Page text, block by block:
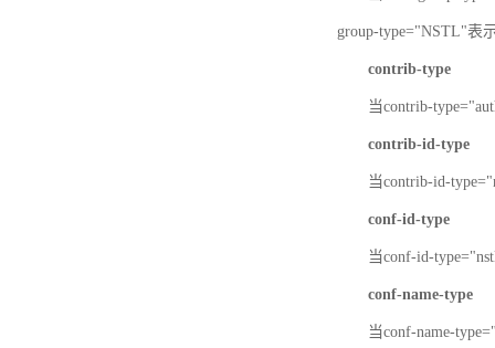
group-type="NSTL"表
contrib-type
当contrib-
contrib-id-type
当contrib-id-
conf-id-type
当conf-id-
conf-name-type
当conf-name-